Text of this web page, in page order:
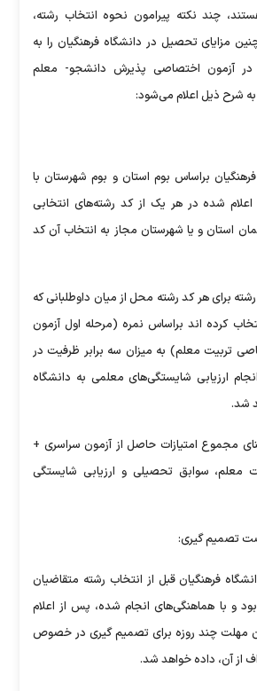
چند نکته پیرامون نحوه انتخاب رشته،
مزایای تحصیل در دانشگاه فرهنگیان را به
در آزمون اختصاصی پذیرش دانشجو- معلم
شرح ذیل اعلام می­‌شود:
براساس بوم استان و بوم شهرستان با
شده در هر یک از کد رشته‌های انتخابی
استان و یا شهرستان مجاز به انتخاب آن کد
برای هر کد رشته محل از میان داوطلبانی که
کرده اند براساس نمره (مرحله اول آزمون
تربیت معلم) به میزان سه برابر ظرفیت در
ارزیابی شایستگی‌های معلمی به دانشگاه
شد.
مجموع امتیازات حاصل از آزمون سراسری +
معلم، سوابق تحصیلی و ارزیابی شایستگی
تصمیم گیری:
فرهنگیان قبل از انتخاب رشته متقاضیان
و با هماهنگی‌های انجام شده، پس از اعلام
مهلت چند روزه برای تصمیم گیری در خصوص
از آن، داده خواهد شد.